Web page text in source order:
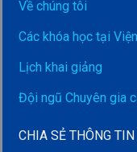
Về chúng tôi
Các khóa học tại Viện
Lịch khai giảng
Đội ngũ Chuyên gia
CHIA SẺ THÔNG